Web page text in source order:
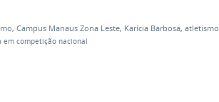
, Campus Manaus Zona Leste, Karícia Barbosa, atletismo
em competição nacional